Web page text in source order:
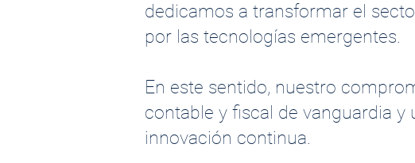
dedicamos a transformar el
por las tecnologías emergentes.
En este sentido, nuestro
contable y fiscal de vanguardia
innovación continua.